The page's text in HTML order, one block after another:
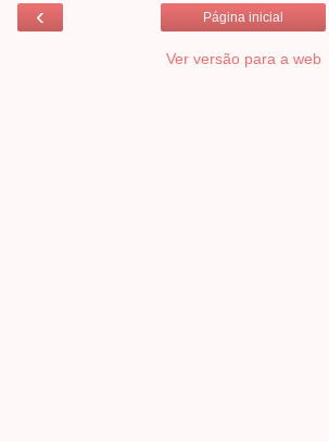
‹ Página inicial
Ver versão para a web